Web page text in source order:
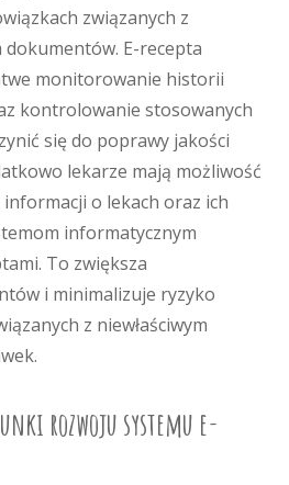
związanych z
E-recepta
monitorowanie historii
kontrolowanie stosowanych
się do poprawy jakości
lekarze mają możliwość
o lekach oraz ich
informatycznym
To zwiększa
i minimalizuje ryzyko
z niewłaściwym
rozwoju systemu e-